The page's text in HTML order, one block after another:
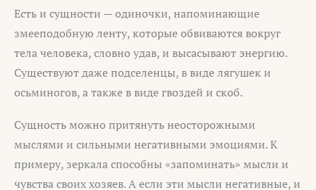
Есть и сущности — одиночки, напоминающие
змееподобную ленту, которые обвиваются вокруг
тела человека, словно удав, и высасывают энергию.
Существуют даже подселенцы, в виде лягушек и
осьминогов, а также в виде гвоздей и скоб.
Сущность можно притянуть неосторожными
мыслями и сильными негативными эмоциями. К
примеру, зеркала способны «запоминать» мысли и
чувства своих хозяев. А если эти мысли негативные, и